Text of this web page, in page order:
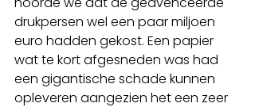
drukpersen wel een paar miljoen
euro hadden gekost. Een papier
wat te kort afgesneden was had
een gigantische schade kunnen
opleveren aangezien het een zeer